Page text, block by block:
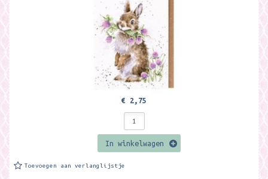
€ 2,75
In winkelwagen
Toevoegen aan verlanglijstje